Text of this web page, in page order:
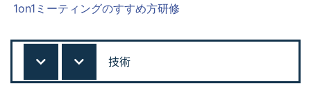
1on1ミーティングのすすめ方研修
技術